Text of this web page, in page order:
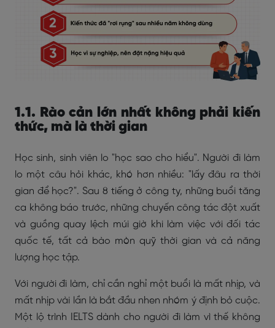
1.1. Rào cản lớn nhất không phải kiến
thức, mà là thời gian
Học sinh, sinh viên lo "học sao cho hiểu". Người đi làm
lo một câu hỏi khác, khó hơn nhiều: "lấy đâu ra thời
gian để học?". Sau 8 tiếng ở công ty, những buổi tăng
ca không báo trước, những chuyến công tác đột xuất
và guồng quay lệch múi giờ khi làm việc với đối tác
quốc tế, tất cả bào mòn quỹ thời gian và cả năng
lượng học tập.
Với người đi làm, chỉ cần nghỉ một buổi là mất nhịp, và
mất nhịp vài lần là bắt đầu nhen nhóm ý định bỏ cuộc.
Một lộ trình IELTS dành cho người đi làm vì thế không